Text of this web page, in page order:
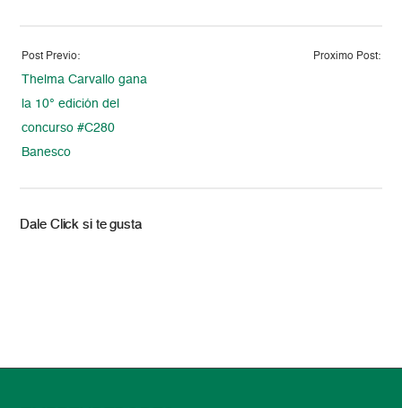
Post Previo:
Thelma Carvallo gana
la 10° edición del
concurso #C280
Banesco
Proximo Post:
Dale Click si te gusta